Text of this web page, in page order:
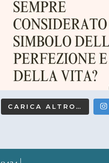
CARICA ALTRO…